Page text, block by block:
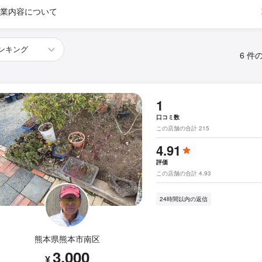
内容について
6 件
熊本県熊本市南区
3,000
1
口コミ数
この店舗の合計 215
4.91
評価
この店舗の合計 4.93
24時間以内の返信